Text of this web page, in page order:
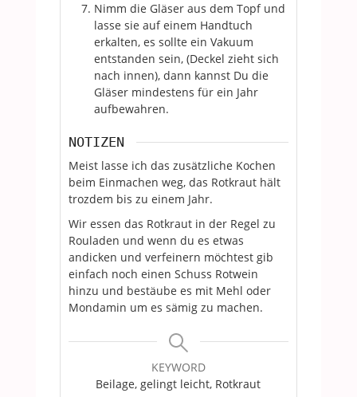
Nimm die Gläser aus dem Topf und
lasse sie auf einem Handtuch
erkalten, es sollte ein Vakuum
entstanden sein, (Deckel zieht sich
nach innen), dann kannst Du die
Gläser mindestens für ein Jahr
aufbewahren.
NOTIZEN
Meist lasse ich das zusätzliche Kochen
beim Einmachen weg, das Rotkraut hält
trozdem bis zu einem Jahr.
Wir essen das Rotkraut in der Regel zu
Rouladen und wenn du es etwas
andicken und verfeinern möchtest gib
einfach noch einen Schuss Rotwein
hinzu und bestäube es mit Mehl oder
Mondamin um es sämig zu machen.
KEYWORD
Beilage, gelingt leicht, Rotkraut